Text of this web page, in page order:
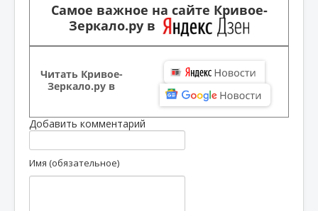
Самое важное на сайте Кривое-
Зеркало.ру в
Читать Кривое-
Зеркало.ру в
Добавить комментарий
Имя (обязательное)